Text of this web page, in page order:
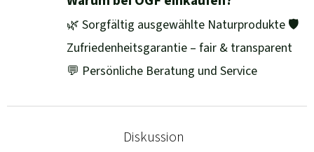
🌿 Sorgfältig ausgewählte Naturprodukte 🛡️
Zufriedenheitsgarantie – fair & transparent
💬 Persönliche Beratung und Service
Diskussion